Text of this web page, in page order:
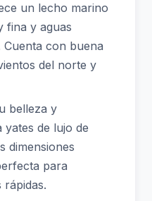
un lecho marino
fina y aguas
con buena
del norte y
belleza y
yates de lujo de
dimensiones
para